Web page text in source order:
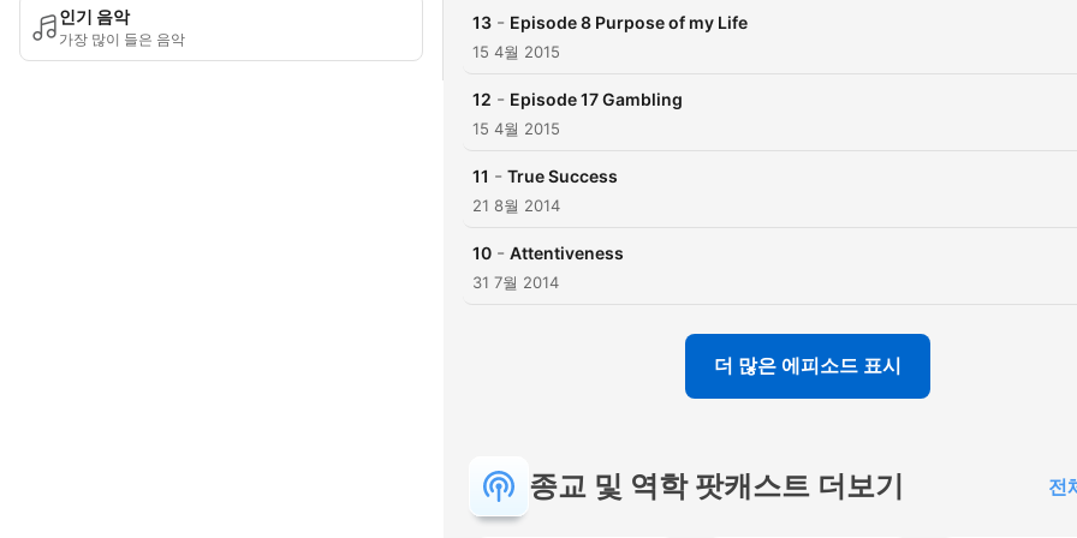
인기 음악
가장 많이 들은 음악
13 - Episode 8 Purpose of my Life
15 4월 2015
12 - Episode 17 Gambling
15 4월 2015
11 - True Success
21 8월 2014
10 - Attentiveness
31 7월 2014
더 많은 에피소드 표시
종교 및 역학 팟캐스트 더보기 전